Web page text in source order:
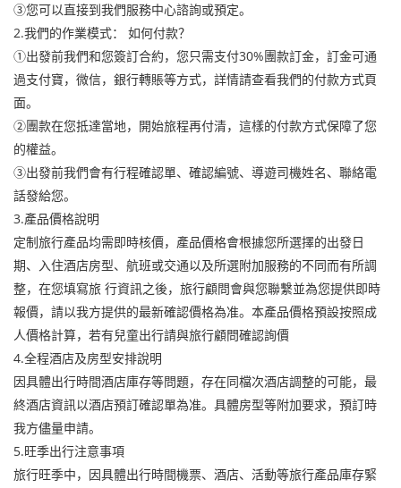
③您可以直接到我們服務中心諮詢或預定。
2.我們的作業模式： 如何付款？
①出發前我們和您簽訂合約，您只需支付30%團款訂金，訂金可通
過支付寶，微信，銀行轉賬等方式，詳情請查看我們的付款方式頁
面。
②團款在您抵達當地，開始旅程再付清，這樣的付款方式保障了您
的權益。
③出發前我們會有行程確認單、確認編號、導遊司機姓名、聯絡電
話發給您。
3.產品價格說明
定制旅行產品均需即時核價，產品價格會根據您所選擇的出發日
期、入住酒店房型、航班或交通以及所選附加服務的不同而有所調
整，在您填寫旅 行資訊之後，旅行顧問會與您聯繫並為您提供即時
報價，請以我方提供的最新確認價格為准。本產品價格預設按照成
人價格計算，若有兒童出行請與旅行顧問確認詢價
4.全程酒店及房型安排說明
因具體出行時間酒店庫存等問題，存在同檔次酒店調整的可能，最
終酒店資訊以酒店預訂確認單為准。具體房型等附加要求，預訂時
我方儘量申請。
5.旺季出行注意事項
旅行旺季中，因具體出行時間機票、酒店、活動等旅行產品庫存緊